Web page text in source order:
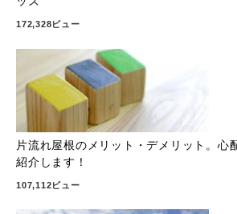
172,328ビュー
片流れ屋根のメリット・デメリット。心
紹介します！
107,112ビュー